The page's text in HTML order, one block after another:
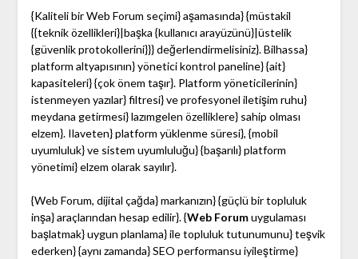
{Kaliteli bir Web Forum seçimi} aşamasında} {müstakil
{{teknik özellikleri}|başka {kullanıcı arayüzünü}|üstelik
{güvenlik protokollerini}}} değerlendirmelisiniz}. Bilhassa}
platform altyapısının} yönetici kontrol paneline} {ait}
kapasiteleri} {çok önem taşır}. Platform yöneticilerinin}
istenmeyen yazılar} filtresi} ve profesyonel iletişim ruhu}
meydana getirmesi} lazımgelen özelliklere} sahip olması
elzem}. Ilaveten} platform yüklenme süresi}, {mobil
uyumluluk} ve sistem uyumluluğu} {başarılı} platform
yönetimi} elzem olarak sayılır}.
{Web Forum, dijital çağda} markanızın} {güçlü bir topluluk
inşa} araçlarından hesap edilir}. {Web Forumuygulaması
başlatmak} uygun planlama} ile topluluk tutunumunu} teşvik
ederken} {aynı zamanda} SEO performansu iyileştirme}